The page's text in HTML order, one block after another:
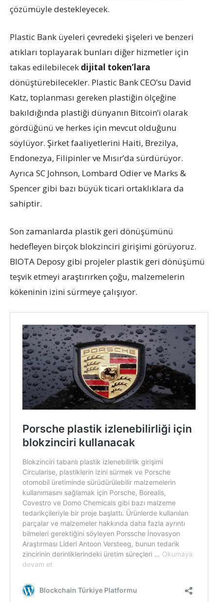
çözümüyle destekleyecek.
Plastic Bank üyeleri çevredeki şişeleri ve benzeri
atıkları toplayarak bunları diğer hizmetler için
takas edilebilecek dijital token’lara
dönüştürebilecekler. Plastic Bank CEO’su David
Katz, toplanması gereken plastiğin ölçeğine
bakıldığında plastiği dünyanın Bitcoin’i olarak
gördüğünü ve herkes için mevcut olduğunu
söylüyor. Şirket faaliyetlerini Haiti, Brezilya,
Endonezya, Filipinler ve Mısır’da sürdürüyor.
Ayrıca SC Johnson, Lombard Odier ve Marks &
Spencer gibi bazı büyük ticari ortaklıklara da
sahiptir.
Son zamanlarda plastik geri dönüşümünü
hedefleyen birçok blokzinciri girişimi görüyoruz.
BIOTA Deposy gibi projeler plastik geri dönüşümü
teşvik etmeyi araştırırken çoğu, malzemelerin
kökeninin izini sürmeye çalışıyor.